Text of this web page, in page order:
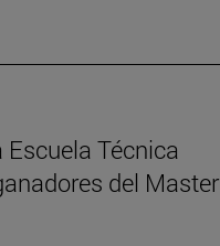
Técnica
del Master